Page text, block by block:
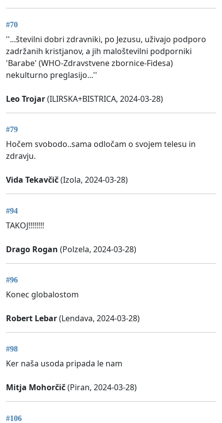
#70
''...številni dobri zdravniki, po Jezusu, uživajo podporo
zadržanih kristjanov, a jih maloštevilni podporniki
'Barabe' (WHO-Zdravstvene zbornice-Fidesa)
nekulturno preglasijo...''
Leo Trojar(ILIRSKA+BISTRICA, 2024-03-28)
#79
Hočem svobodo..sama odločam o svojem telesu in
zdravju.
Vida Tekavčič(Izola, 2024-03-28)
#94
TAKOJ!!!!!!!!
Drago Rogan (Polzela, 2024-03-28)
#96
Konec globalostom
Robert Lebar(Lendava, 2024-03-28)
#98
Ker naša usoda pripada le nam
Mitja Mohorčič(Piran, 2024-03-28)
#106